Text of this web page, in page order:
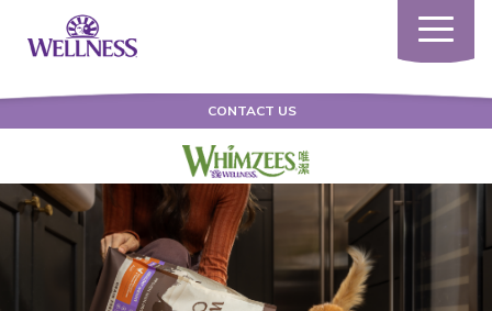
Toggle
CONTACT US